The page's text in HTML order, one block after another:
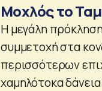
Μοχλός το
Η μεγάλη
συμμετοχή στα
περισσότερων
χαμηλότοκα